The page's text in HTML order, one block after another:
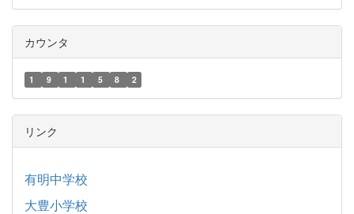
カウンタ
1 9 1 1 5 8 2
リンク
有明中学校
大豊小学校